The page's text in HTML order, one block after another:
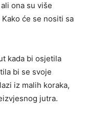
ona su više
će se nositi sa
kada bi osjetila
bi se svoje
iz malih koraka,
jutra.